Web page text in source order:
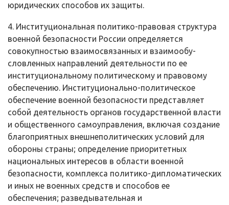
юридических способов их защиты.
4. Институциональная политико-правовая структура
военной безопас­ности России определяется
совокупностью взаимосвязанных и взаимообу­
словленных направлений деятельности по ее
институциональному политиче­скому и правовому
обеспечению. Институционально-политическое
обеспе­чение военной безопасности представляет
собой деятельность органов госу­дарственной власти
и общественного самоуправления, включая создание
благоприятных внешнеполитических условий для
обороны страны; опреде­ление приоритетных
национальных интересов в области военной
безопасно­сти, комплекса политико-дипломатических
и иных не военных средств и спо­собов ее
обеспечения; разведывательная и